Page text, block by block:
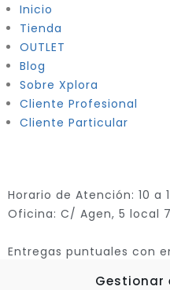
Gestionar
Inicio
Tienda
OUTLET
Blog
Sobre Xplora
Cliente Profesional
Cliente Particular
Horario de Atención: 10 a
Oficina: C/ Agen, 5 local
Entregas puntuales con